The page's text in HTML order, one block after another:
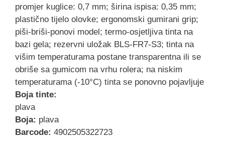
promjer kuglice: 0,7 mm; širina ispisa: 0,35 mm;
plastično tijelo olovke; ergonomski gumirani grip;
piši-briši-ponovi model; termo-osjetljiva tinta na
bazi gela; rezervni uložak BLS-FR7-S3; tinta na
višim temperaturama postane transparentna ili se
obriše sa gumicom na vrhu rolera; na niskim
temperaturama (-10°C) tinta se ponovno pojavljuje
Boja tinte:
plava
Boja: plava
Barcode: 4902505322723